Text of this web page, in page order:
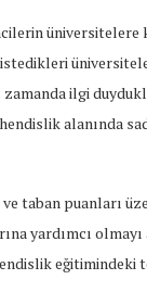
üniversitelere
ilgi
alanında
taban puanları
yardımcı
eğitimindeki